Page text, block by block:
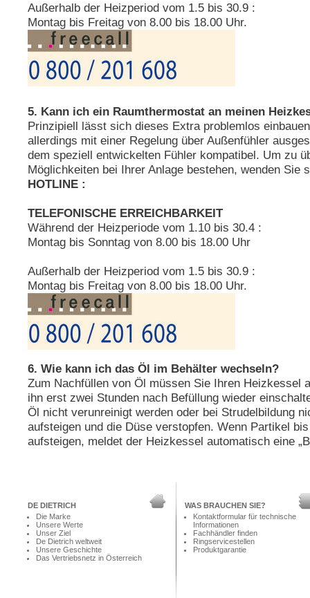
Außerhalb der Heizperiod vom 1.5 bis 30.9 :
Montag bis Freitag von 8.00 bis 18.00 Uhr.
5. Kann ich ein Raumthermostat an meinen
Prinzipiell lässt sich dieses Extra problemlos
allerdings mit einer Regelung über Außenfühler
dem speziell entwickelten Fühler kompatibel. Um zu
Möglichkeiten bei Ihrer Anlage bestehen, wenden Sie
HOTLINE :
TELEFONISCHE ERREICHBARKEIT
Während der Heizperiode vom 1.10 bis 30.4 :
Montag bis Sonntag von 8.00 bis 18.00 Uhr
Außerhalb der Heizperiod vom 1.5 bis 30.9 :
Montag bis Freitag von 8.00 bis 18.00 Uhr.
6. Wie kann ich das Öl im Behälter wechseln?
Zum Nachfüllen von Öl müssen Sie Ihren Heizkessel
ihn erst zwei Stunden nach Befüllung wieder
Öl nicht verunreinigt werden oder bei Strudelbildung
aufsteigen und die Düse verstopfen. Wenn Partikel
aufsteigen, meldet der Heizkessel automatisch eine
DE DIETRICH
Die Marke
Unsere Werte
Unser Ziel
De Dietrich weltweit
Unsere Geschichte
Das Vertriebsnetz in Österreich
WAS BRAUCHEN SIE?
Kontaktformular für technische
Informationen
Fachhändler finden
Ringservicestellen
Produktgarantie